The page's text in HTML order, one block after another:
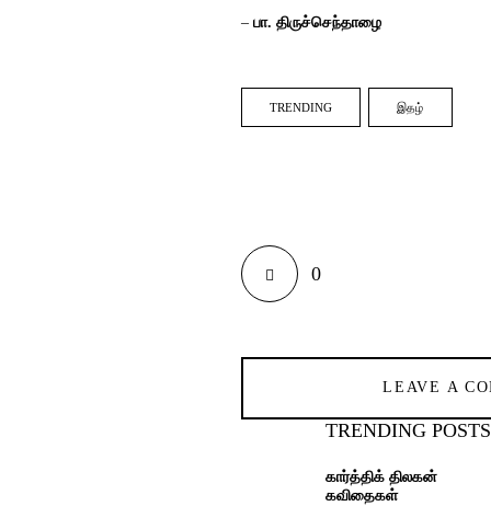
– பா. திருச்செந்தாழை
TRENDING இதழ்
0
LEAVE A
TRENDING POSTS
கார்த்திக் திலகன்
கவிதைகள்